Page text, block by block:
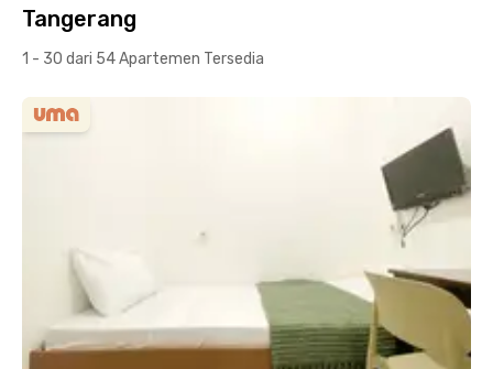
Tangerang
1 - 30 dari 54 Apartemen Tersedia